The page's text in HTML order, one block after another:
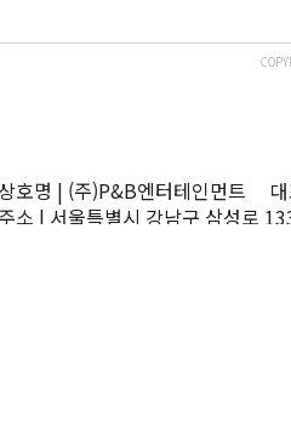
상호명 | (주)P&B엔터테인먼트
주소 | 서울특별시 강남구 삼성로